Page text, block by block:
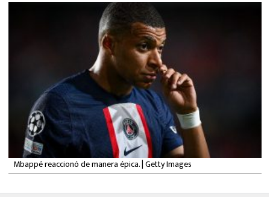
LIGA MX
NFL
Mbappé reaccionó de manera épica. | Getty Images